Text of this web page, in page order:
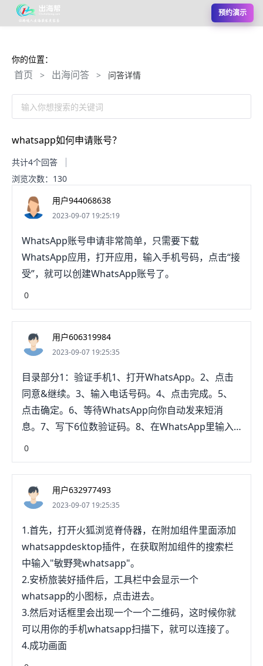
预约演示
你的位置：
首页 > 出海问答 > 问答详情
输入你想搜索的关键词
whatsapp如何申请账号？
共计4个回答
浏览次数：130
用户944068638
2023-09-07 19:25:19
WhatsApp账号申请非常简单，只需要下载
WhatsApp应用，打开应用，输入手机号码，点击“接
受”，就可以创建WhatsApp账号了。
0
用户606319984
2023-09-07 19:25:35
目录部分1：验证手机1、打开WhatsApp。2、点击
同意&继续。3、输入电话号码。4、点击完成。5、
点击确定。6、等待WhatsApp向你自动发来短消
息。7、写下6位数验证码。8、在WhatsApp里输入
验证码。拍姿部分2：设置个人资料1、点击添卖盯加
照片。2、点击你的姓名文本框。3、输入用户名。
4、点击使用Facebook信息。5、点击结束。这篇文
章将教你在手机上创建WhatsApp账号以及设置个人
资料。部分1：验证手机1、打开WhatsApp。
WhatsApp的图标是一个绿色的方块，方块中间有一
个圆形的对话气泡和一个电话。2、点击同意&继续。
这表示你同意了WhatsApp的服袭配绝务条款。点击
并阅读服务条款和隐私权政策。3、输入电话号码。
WhatsApp将通过这个号码验证你的手机。4、点击
完成。这个键在手机屏幕的右上角。5、点击确定。
这一步是为了验证你刚才输入的号码。6、等待
WhatsApp向你自动发来短消息。你会收到一条带6
0
用户632977493
2023-09-07 19:25:35
1.首先，打开火狐浏览脊侍器，在附加组件里面添加
whatsappdesktop插件，在获取附加组件的搜索栏
中输入"敏野凳whatsapp"。
2.安桥旅装好插件后，工具栏中会显示一个
whatsapp的小图标，点击进去。
3.然后对话框里会出现一个一个二维码，这时候你就
可以用你的手机whatsapp扫描下，就可以连接了。
4.成功画面